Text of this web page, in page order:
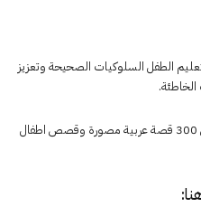
الطفل السلوكيات الصحيحة وتعزيز
اقرأ لطفلك وعلمه حب القراءة مع أكثر من 300 قصة عربية مصورة وقصص اطفال